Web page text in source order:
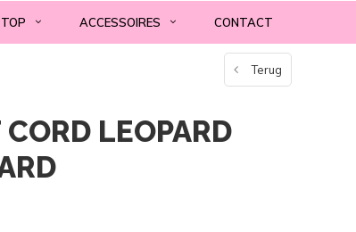
ACCESSOIRES CONTACT
Terug
LEOPARD